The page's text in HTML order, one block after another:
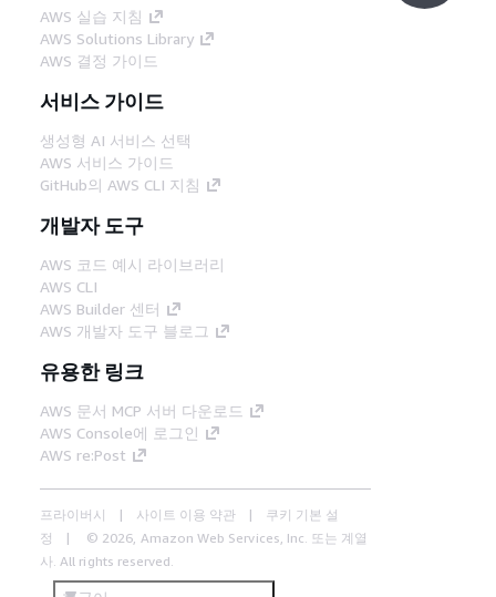
AWS 실습 지침
AWS Solutions Library
AWS 결정 가이드
서비스 가이드
생성형 AI 서비스 선택
AWS 서비스 가이드
GitHub의 AWS CLI 지침
개발자 도구
AWS 코드 예시 라이브러리
AWS CLI
AWS Builder 센터
AWS 개발자 도구 블로그
유용한 링크
AWS 문서 MCP 서버 다운로드
AWS Console에 로그인
AWS re:Post
프라이버시 사이트 이용 약관
쿠키 기본 설
정
© 2026, Amazon Web Services, Inc. 또는 계열
사. All rights reserved.